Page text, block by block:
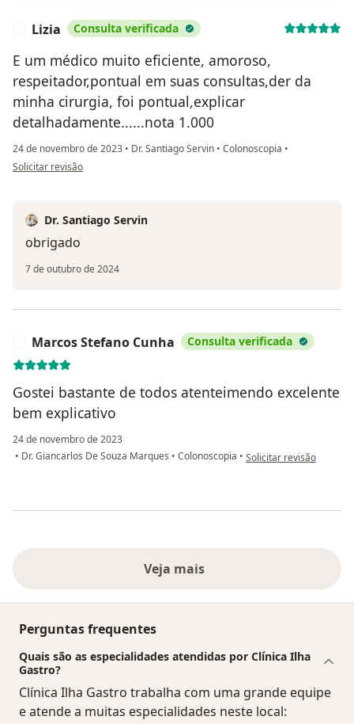
Lizia Consulta verificada
E um médico muito eficiente, amoroso,
respeitador,pontual em suas consultas,der da
minha cirurgia, foi pontual,explicar
detalhadamente......nota 1.000
24 de novembro de 2023 • Dr. Santiago Servin • Colonoscopia •
na opinião do utilizador Lizia
Solicitar revisão
Dr. Santiago Servin
obrigado
7 de outubro de 2024
Marcos Stefano Cunha Consulta verificada
Gostei bastante de todos atenteimendo excelente
bem explicativo
24 de novembro de 2023
• Dr. Giancarlos De Souza Marques • Colonoscopia • na opinião do utilizador
Solicitar revisão
Veja mais
Perguntas frequentes
Quais são as especialidades atendidas por Clínica Ilha
Gastro?
Clínica Ilha Gastro trabalha com uma grande equipe
e atende a muitas especialidades neste local: